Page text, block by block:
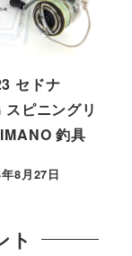
セドナ
ピニングリ
釣具
8月27日
ト